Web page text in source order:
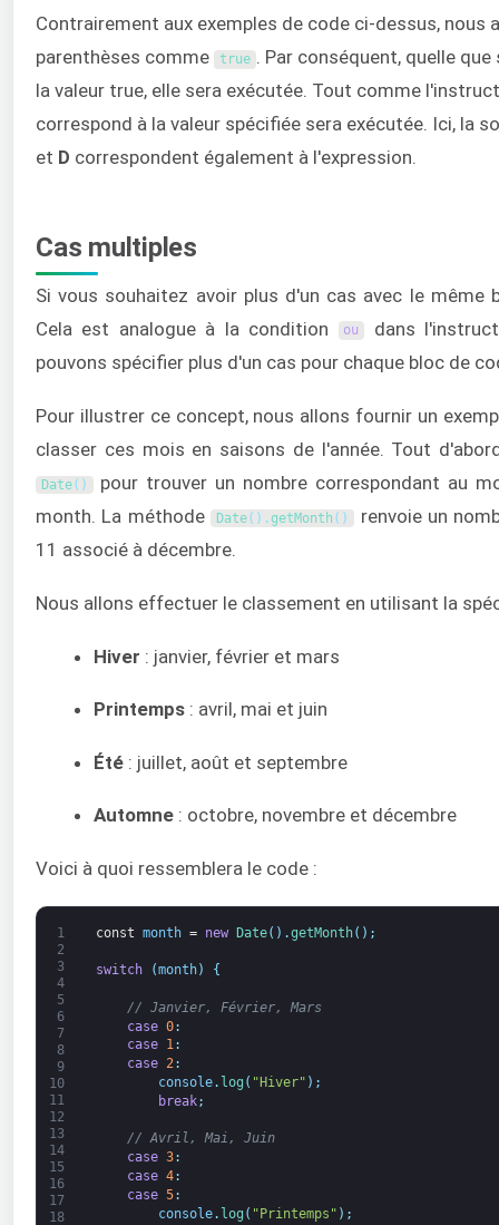
Contrairement aux exemples de code ci-dessus, nous
parenthèses comme
true . Par conséquent, quelle
la valeur true, elle sera exécutée. Tout comme
correspond à la valeur spécifiée sera exécutée. Ici, la
et D correspondent également à l'expression.
Cas multiples
Si vous souhaitez avoir plus d'un cas avec le même
Cela est analogue à la condition
ou
dans
pouvons spécifier plus d'un cas pour chaque bloc de
Pour illustrer ce concept, nous allons fournir un
classer ces mois en saisons de l'année. Tout
Date( ) pour trouver un nombre correspondant au
month. La méthode Date( ) .getMonth ( )
renvoie un
11 associé à décembre.
Nous allons effectuer le classement en utilisant la
Hiver : janvier, février et mars
Printemps : avril, mai et juin
Été : juillet, août et septembre
Automne : octobre, novembre et décembre
Voici à quoi ressemblera le code :
1
2
3
4
5
6
7
8
9
10
11
12
13
14
15
16
17
18
const month = new Date( ) .getMonth( ) ;
switch (month) {
// Janvier, Février, Mars
case 0:
case
1:
case 2:
console. log ( "Hiver" ) ;
break;
// Avril, Mai, Juin
case 3:
case 4:
case 5:
console. log ( "Printemps" ) ;